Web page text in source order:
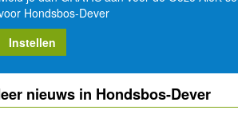
Hondsbos-Dever
Instellen
nieuws in Hondsbos-Dever